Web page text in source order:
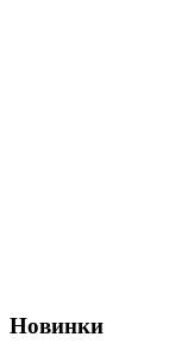
Новинки